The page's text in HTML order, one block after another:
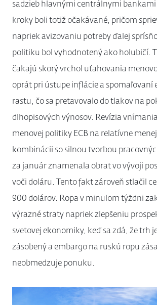
sadzieb hlavnými centrálnymi bankami
kroky boli totiž očakávané, pričom
napriek avizovaniu potreby ďalej
politiku bol vyhodnotený ako holubičí.
čakajú skorý vrchol uťahovania
oprát pri ústupe inflácie a spomaľovaní
rastu, čo sa pretavovalo do tlakov na
dlhopisových výnosov. Revízia
menovej politiky ECB na relatívne
kombinácii so silnou tvorbou
za január znamenala obrat vo vývoji
voči doláru. Tento fakt zároveň stlačil
900 dolárov. Ropa v minulom týždni
výrazné straty napriek zlepšeniu
svetovej ekonomiky, keď sa zdá, že trh
zásobený a embargo na ruskú ropu
neobmedzuje ponuku.